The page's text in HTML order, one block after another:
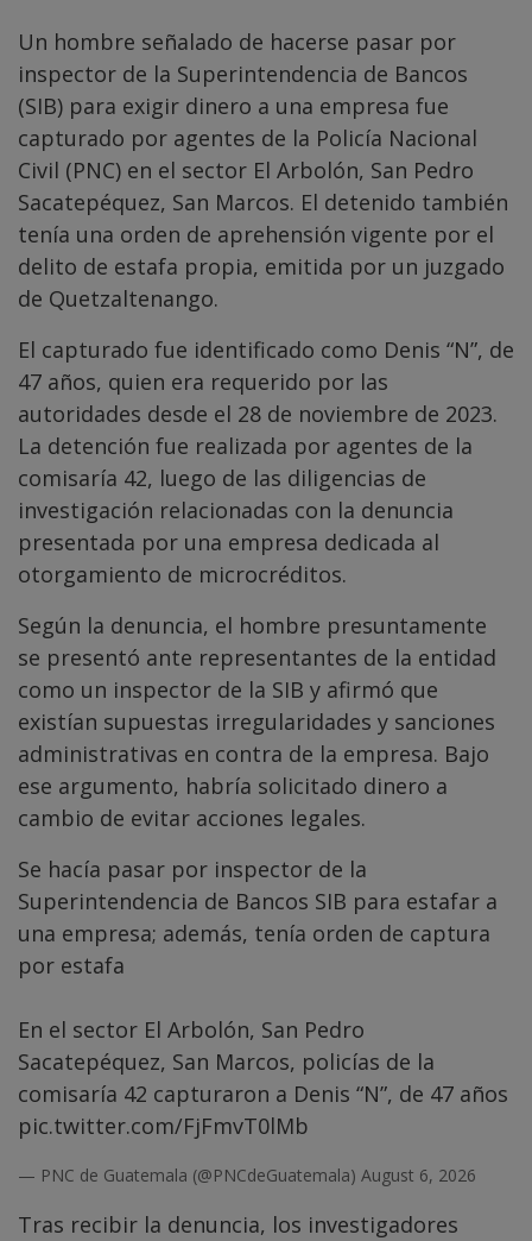
Un hombre señalado de hacerse pasar por
inspector de la Superintendencia de Bancos
(SIB) para exigir dinero a una empresa fue
capturado por agentes de la Policía Nacional
Civil (PNC) en el sector El Arbolón, San Pedro
Sacatepéquez, San Marcos. El detenido también
tenía una orden de aprehensión vigente por el
delito de estafa propia, emitida por un juzgado
de Quetzaltenango.
El capturado fue identificado como Denis “N”, de
47 años, quien era requerido por las
autoridades desde el 28 de noviembre de 2023.
La detención fue realizada por agentes de la
comisaría 42, luego de las diligencias de
investigación relacionadas con la denuncia
presentada por una empresa dedicada al
otorgamiento de microcréditos.
Según la denuncia, el hombre presuntamente
se presentó ante representantes de la entidad
como un inspector de la SIB y afirmó que
existían supuestas irregularidades y sanciones
administrativas en contra de la empresa. Bajo
ese argumento, habría solicitado dinero a
cambio de evitar acciones legales.
Se hacía pasar por inspector de la
Superintendencia de Bancos SIB para estafar a
una empresa; además, tenía orden de captura
por estafa
En el sector El Arbolón, San Pedro
Sacatepéquez, San Marcos, policías de la
comisaría 42 capturaron a Denis “N”, de 47 años
pic.twitter.com/FjFmvT0lMb
— PNC de Guatemala (@PNCdeGuatemala) August 6, 2026
Tras recibir la denuncia, los investigadores